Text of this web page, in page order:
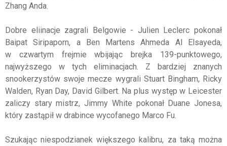
Zhang Anda.
Dobre eliinacje zagrali Belgowie - Julien Leclerc pokonał
Baipat Siripaporn, a Ben Martens Ahmeda Al Elsayeda,
w czwartym frejmie wbijając brejka 139-punktowego,
najwyższego w tych eliminacjach. Z bardziej znanych
snookerzystów swoje mecze wygrali Stuart Bingham, Ricky
Walden, Ryan Day, David Gilbert. Na plus występ w Leicester
zaliczy stary mistrz, Jimmy White pokonał Duane Jonesa,
który zastąpił w drabince wycofanego Marco Fu.
Szukając niespodzianek większego kalibru, za taką można